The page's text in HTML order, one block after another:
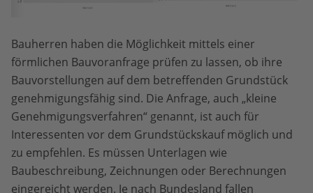
Bauherren haben die Möglichkeit mittels einer
förmlichen Bauvoranfrage prüfen zu lassen, ob ihre
Bauvorstellungen auf dem betreffenden Grundstück
genehmigungsfähig sind. Die Anfrage, auch „kleine
Genehmigungsverfahren“ genannt, ist auch für
Interessenten vor dem Grundstückskauf möglich und
zu empfehlen. Es müssen Unterlagen wie
Baubeschreibung, Zeichnungen oder Berechnungen
eingereicht werden. Je nach Bundesland fallen